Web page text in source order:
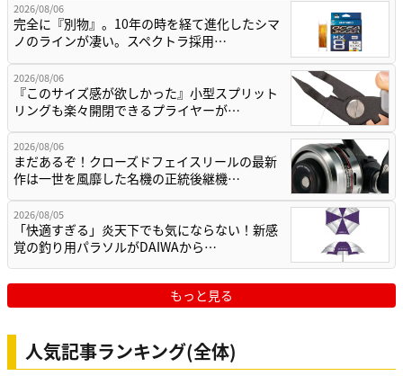
2026/08/06
完全に『別物』。10年の時を経て進化したシマ
ノのラインが凄い。スペクトラ採用…
2026/08/06
『このサイズ感が欲しかった』小型スプリット
リングも楽々開閉できるプライヤーが…
2026/08/06
まだあるぞ！クローズドフェイスリールの最新
作は一世を風靡した名機の正統後継機…
2026/08/05
「快適すぎる」炎天下でも気にならない！新感
覚の釣り用パラソルがDAIWAから…
もっと見る
人気記事ランキング(全体)